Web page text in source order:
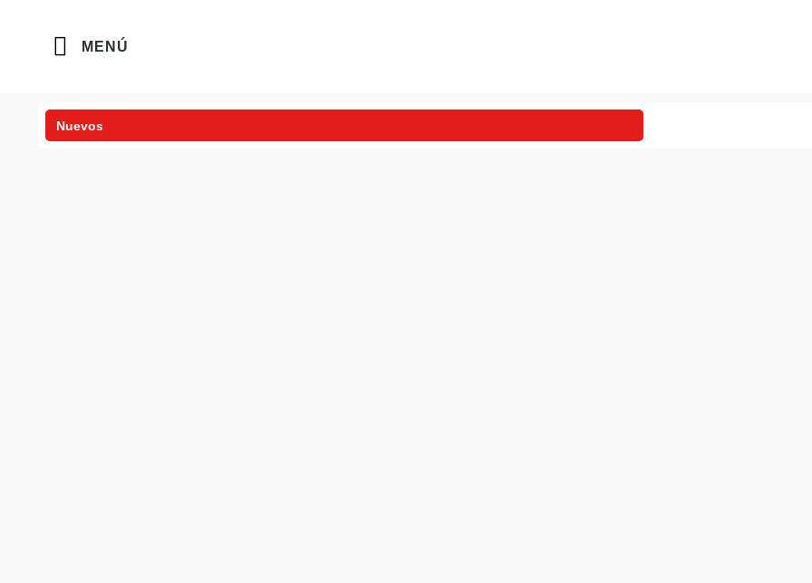
MENÚ
Nuevos